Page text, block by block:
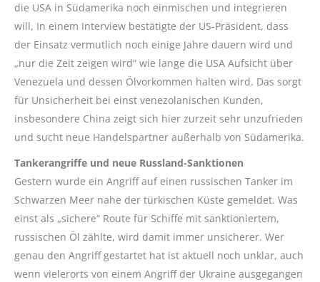
die USA in Südamerika noch einmischen und integrieren
will, In einem Interview bestätigte der US-Präsident, dass
der Einsatz vermutlich noch einige Jahre dauern wird und
„nur die Zeit zeigen wird“ wie lange die USA Aufsicht über
Venezuela und dessen Ölvorkommen halten wird. Das sorgt
für Unsicherheit bei einst venezolanischen Kunden,
insbesondere China zeigt sich hier zurzeit sehr unzufrieden
und sucht neue Handelspartner außerhalb von Südamerika.
Tankerangriffe und neue Russland-Sanktionen
Gestern wurde ein Angriff auf einen russischen Tanker im
Schwarzen Meer nahe der türkischen Küste gemeldet. Was
einst als „sichere“ Route für Schiffe mit sanktioniertem,
russischen Öl zählte, wird damit immer unsicherer. Wer
genau den Angriff gestartet hat ist aktuell noch unklar, auch
wenn vielerorts von einem Angriff der Ukraine ausgegangen